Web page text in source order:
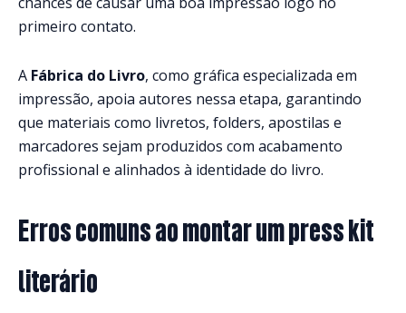
primeiro contato.
A Fábrica do Livro, como gráfica especializada em
impressão, apoia autores nessa etapa, garantindo
que materiais como livretos, folders, apostilas e
marcadores sejam produzidos com acabamento
profissional e alinhados à identidade do livro.
Erros comuns ao montar um press kit
literário